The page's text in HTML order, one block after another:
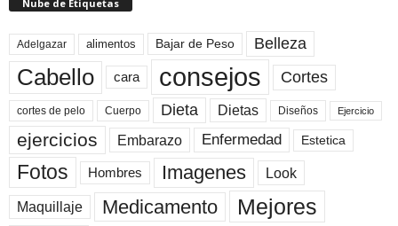
Nube de Etiquetas
Adelgazar alimentos Bajar de Peso Belleza
Cabello cara consejos Cortes
cortes de pelo Cuerpo Dieta Dietas Diseños Ejercicio
ejercicios Embarazo Enfermedad Estetica
Fotos Hombres Imagenes Look
Maquillaje Medicamento Mejores